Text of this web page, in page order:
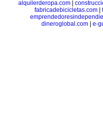
alquilerderopa.com|
fabricadebicicletas.com
dineroglobal.com
e-